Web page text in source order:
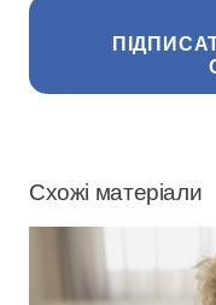
Схожі матеріали